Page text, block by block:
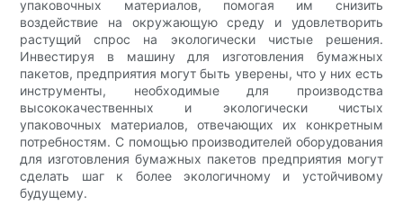
упаковочных материалов, помогая им снизить
воздействие на окружающую среду и удовлетворить
растущий спрос на экологически чистые решения.
Инвестируя в машину для изготовления бумажных
пакетов, предприятия могут быть уверены, что у них есть
инструменты, необходимые для производства
высококачественных и экологически чистых
упаковочных материалов, отвечающих их конкретным
потребностям. С помощью производителей оборудования
для изготовления бумажных пакетов предприятия могут
сделать шаг к более экологичному и устойчивому
будущему.